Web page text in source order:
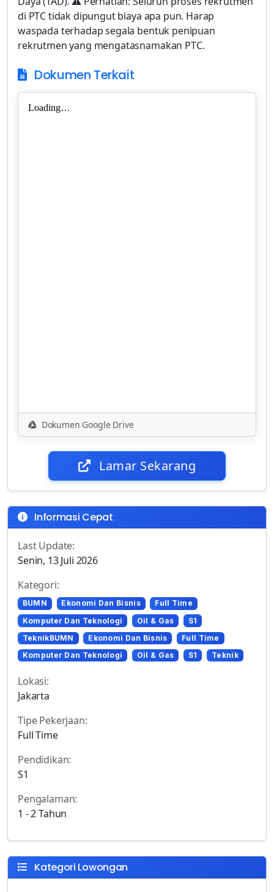
di PTC tidak dipungut biaya apa pun. Harap
waspada terhadap segala bentuk penipuan
rekrutmen yang mengatasnamakan PTC.
Dokumen Terkait
Dokumen Google Drive
Lamar Sekarang
Informasi Cepat
Last Update:
Senin, 13 Juli 2026
Kategori:
BUMN Ekonomi Dan Bisnis
Full Time
Komputer Dan Teknologi
Oil & Gas
S1
TeknikBUMN
Ekonomi Dan Bisnis
Full Time
Komputer Dan Teknologi
Oil & Gas S1 Teknik
Lokasi:
Jakarta
Tipe Pekerjaan:
Full Time
Pendidikan:
S1
Pengalaman:
1 - 2 Tahun
Kategori Lowongan